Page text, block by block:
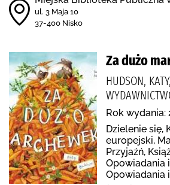
ul. 3 Maja 10
37-400 Nisko
Za dużo
HUDSON, KATY,
Rok wydania:
Dzielenie się,
europejski,
Przyjaźń,
Opowiadania
Opowiadania